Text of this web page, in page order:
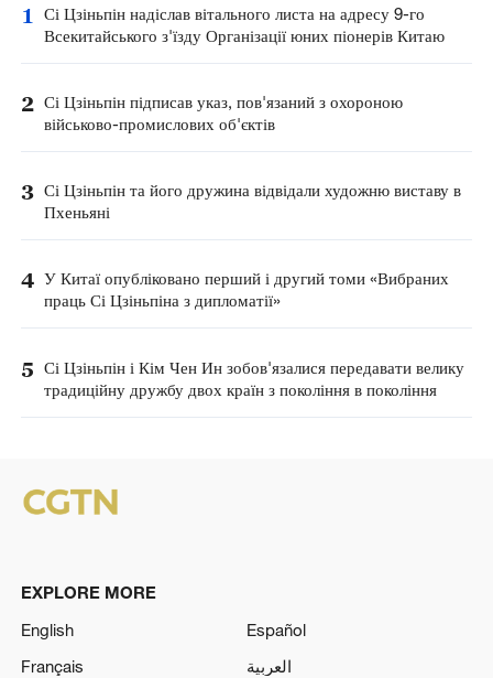
1
Сі Цзіньпін надіслав вітального листа на адресу 9-го
Всекитайського з'їзду Організації юних піонерів Китаю
2 Сі Цзіньпін підписав указ, пов'язаний з охороною
військово-промислових об'єктів
3 Сі Цзіньпін та його дружина відвідали художню виставу в
Пхеньяні
4 У Китаї опубліковано перший і другий томи «Вибраних
праць Сі Цзіньпіна з дипломатії»
5 Сі Цзіньпін і Кім Чен Ин зобов'язалися передавати велику
традиційну дружбу двох країн з покоління в покоління
EXPLORE MORE
English
Español
Français
العربية